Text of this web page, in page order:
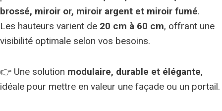
brossé, miroir or, miroir argent et miroir fumé.
Les hauteurs varient de 20 cm à 60 cm, offrant une
visibilité optimale selon vos besoins.
👉 Une solution modulaire, durable et élégante,
idéale pour mettre en valeur une façade ou un portail.